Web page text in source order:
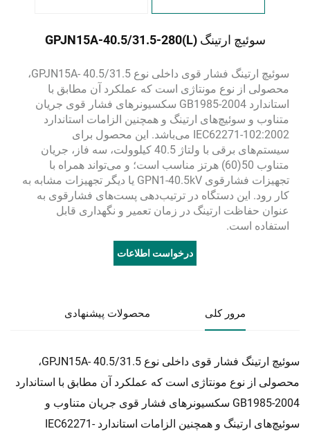
سوئیچ ارتینگ GPJN15A-40.5/31.5-280(L)
سوئیچ ارتینگ فشار قوی داخلی نوع GPJN15A- 40.5/31.5،
محصولی از نوع مونتاژی است که عملکرد آن مطابق با
استاندارد GB1985-2004 سکسیونرهای فشار قوی جریان
متناوب و سوئیچ‌های ارتینگ و همچنین الزامات استاندارد
IEC62271-102:2002 می‌باشد. این محصول برای
سیستم‌های برقی با ولتاژ 40.5 کیلوولت، سه فاز، جریان
متناوب 50(60) هرتز مناسب است؛ و می‌تواند همراه با
تجهیزات فشارقوی GPN1-40.5kV یا دیگر تجهیزات مشابه به
کار رود. این دستگاه در ترتیب‌دهی پست‌های فشارقوی به
عنوان حفاظت ارتینگ در زمان تعمیر و نگهداری قابل
استفاده است.
درخواست اطلاعات
مرور کلی محصولات پیشنهادی
سوئیچ ارتینگ فشار قوی داخلی نوع GPJN15A- 40.5/31.5،
محصولی از نوع مونتاژی است که عملکرد آن مطابق با استاندارد
GB1985-2004 سکسیونرهای فشار قوی جریان متناوب و
سوئیچ‌های ارتینگ و همچنین الزامات استاندارد IEC62271-